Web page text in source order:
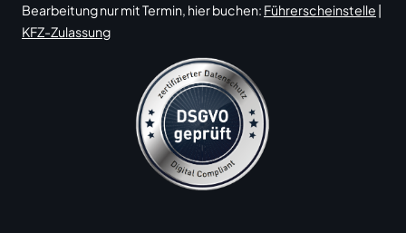
Bearbeitung nur mit Termin, hier buchen: Führerscheinstelle |
KFZ-Zulassung